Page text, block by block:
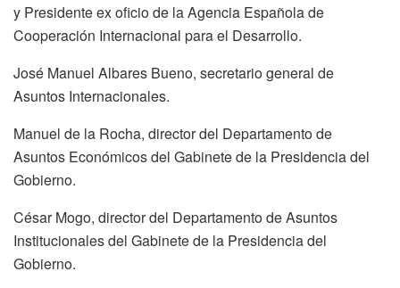
y Presidente ex oficio de la Agencia Española de
Cooperación Internacional para el Desarrollo.
José Manuel Albares Bueno, secretario general de
Asuntos Internacionales.
Manuel de la Rocha, director del Departamento de
Asuntos Económicos del Gabinete de la Presidencia del
Gobierno.
César Mogo, director del Departamento de Asuntos
Institucionales del Gabinete de la Presidencia del
Gobierno.